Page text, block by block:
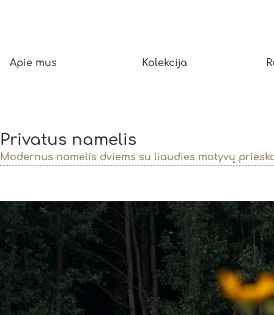
Apie mus Kolekcija
Privatus namelis
Modernus namelis dviems su liaudies motyvų